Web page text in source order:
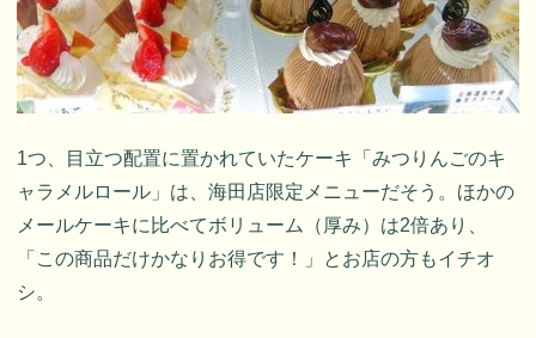
1つ、目立つ配置に置かれていたケーキ「みつりんごのキ
ャラメルロール」は、海田店限定メニューだそう。ほかの
メールケーキに比べてボリューム（厚み）は2倍あり、
「この商品だけかなりお得です！」とお店の方もイチオ
シ。